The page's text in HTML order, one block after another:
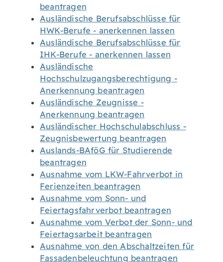
beantragen
Ausländische Berufsabschlüsse für
HWK-Berufe - anerkennen lassen
Ausländische Berufsabschlüsse für
IHK-Berufe - anerkennen lassen
Ausländische
Hochschulzugangsberechtigung -
Anerkennung beantragen
Ausländische Zeugnisse -
Anerkennung beantragen
Ausländischer Hochschulabschluss -
Zeugnisbewertung beantragen
Auslands-BAföG für Studierende
beantragen
Ausnahme vom LKW-Fahrverbot in
Ferienzeiten beantragen
Ausnahme vom Sonn- und
Feiertagsfahrverbot beantragen
Ausnahme vom Verbot der Sonn- und
Feiertagsarbeit beantragen
Ausnahme von den Abschaltzeiten für
Fassadenbeleuchtung beantragen